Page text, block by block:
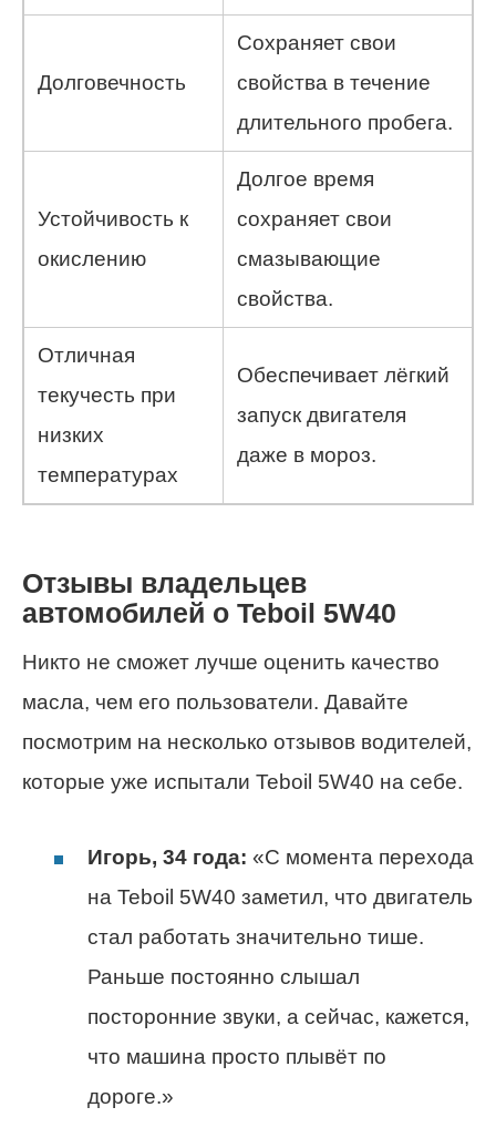
Долговечность
Сохраняет свои
свойства в течение
длительного пробега.
Устойчивость к
окислению
Долгое время
сохраняет свои
смазывающие
свойства.
Отличная
текучесть при
низких
температурах
Обеспечивает лёгкий
запуск двигателя
даже в мороз.
Отзывы владельцев
автомобилей о Teboil 5W40
Никто не сможет лучше оценить качество
масла, чем его пользователи. Давайте
посмотрим на несколько отзывов водителей,
которые уже испытали Teboil 5W40 на себе.
Игорь, 34 года: «С момента перехода
на Teboil 5W40 заметил, что двигатель
стал работать значительно тише.
Раньше постоянно слышал
посторонние звуки, а сейчас, кажется,
что машина просто плывёт по
дороге.»